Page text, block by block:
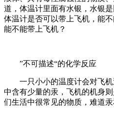
道，体温计里面有水银，水银
体温计是否可以带上飞机，能
能不能带上飞机？
”不可描述“的化学反应
一只小小的温度计会对飞
中含有少量的汞，飞机的机身
们生活中很常见的物质，难道